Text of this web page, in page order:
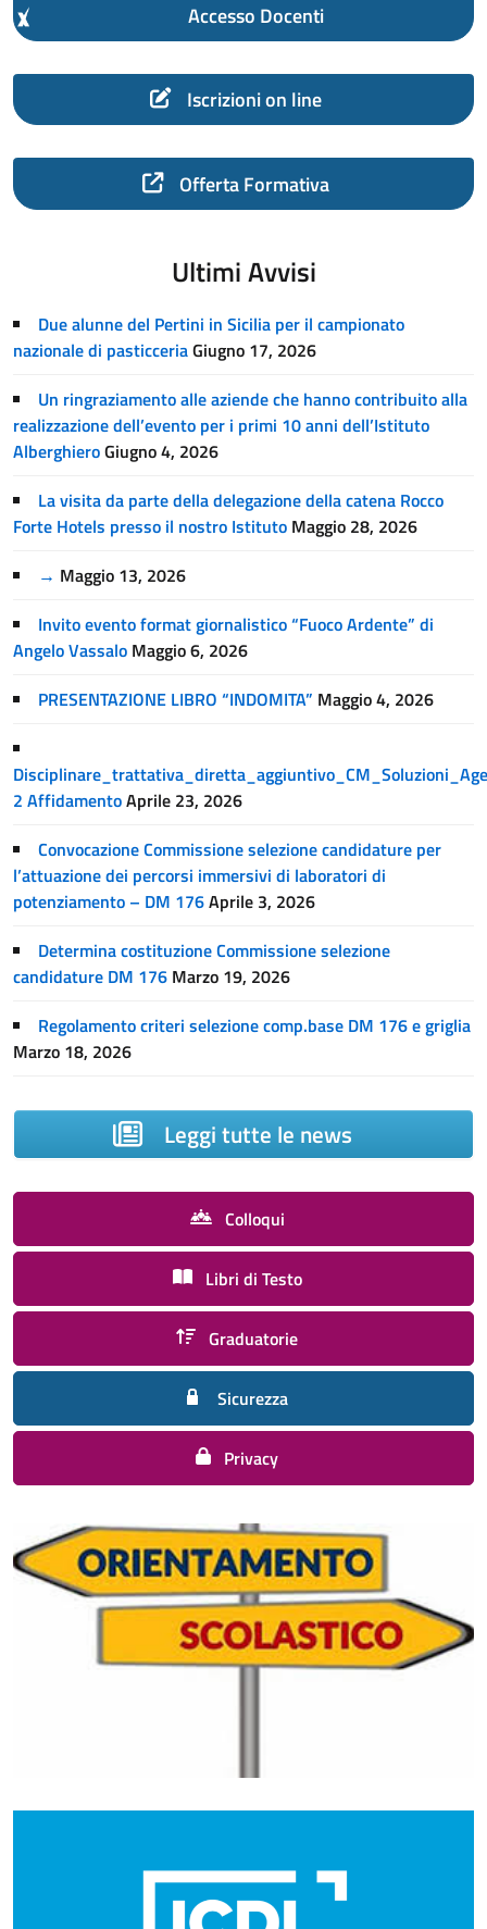
Accesso Docenti
Iscrizioni on line
Offerta Formativa
Ultimi Avvisi
Due alunne del Pertini in Sicilia per il campionato
nazionale di pasticceriaGiugno 17, 2026
Un ringraziamento alle aziende che hanno contribuito alla
realizzazione dell’evento per i primi 10 anni dell’Istituto
AlberghieroGiugno 4, 2026
La visita da parte della delegazione della catena Rocco
Forte Hotels presso il nostro Istituto Maggio 28, 2026
→ Maggio 13, 2026
Invito evento format giornalistico “Fuoco Ardente” di
Angelo Vassalo Maggio 6, 2026
PRESENTAZIONE LIBRO “INDOMITA” Maggio 4, 2026
2 AffidamentoAprile 23, 2026
Convocazione Commissione selezione candidature per
l’attuazione dei percorsi immersivi di laboratori di
potenziamento – DM 176Aprile 3, 2026
Determina costituzione Commissione selezione
candidature DM 176 Marzo 19, 2026
Regolamento criteri selezione comp.base DM 176 e griglia
Marzo 18, 2026
Leggi tutte le news
Colloqui
Libri di Testo
Graduatorie
Sicurezza
Privacy